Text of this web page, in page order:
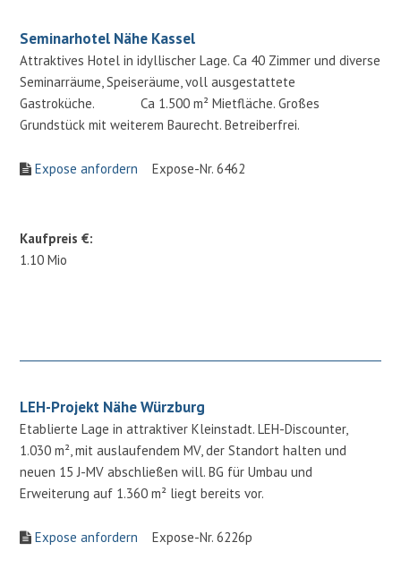
Seminarhotel Nähe Kassel
Attraktives Hotel in idyllischer Lage. Ca 40 Zimmer und diverse
Seminarräume, Speiseräume, voll ausgestattete
Gastroküche. Ca 1.500 m² Mietfläche. Großes
Grundstück mit weiterem Baurecht. Betreiberfrei.
Expose anfordern Expose-Nr. 6462
Kaufpreis €:
1.10 Mio
LEH-Projekt Nähe Würzburg
Etablierte Lage in attraktiver Kleinstadt. LEH-Discounter,
1.030 m², mit auslaufendem MV, der Standort halten und
neuen 15 J-MV abschließen will. BG für Umbau und
Erweiterung auf 1.360 m² liegt bereits vor.
Expose anfordern Expose-Nr. 6226p